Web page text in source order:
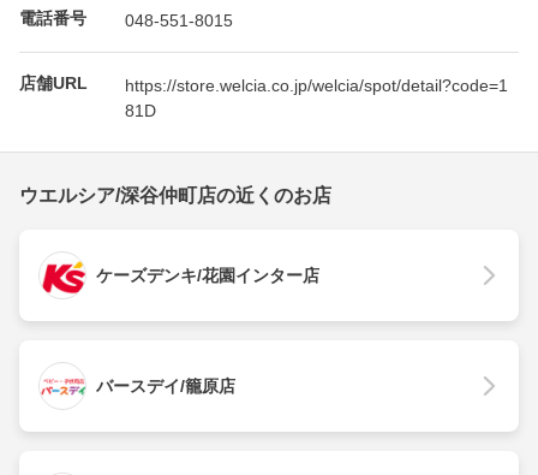
電話番号 048-551-8015
店舗URL
https://store.welcia.co.jp/welcia/spot/detail?code=1
81D
ウエルシア/深谷仲町店の近くのお店
ケーズデンキ/花園インター店
バースデイ/籠原店